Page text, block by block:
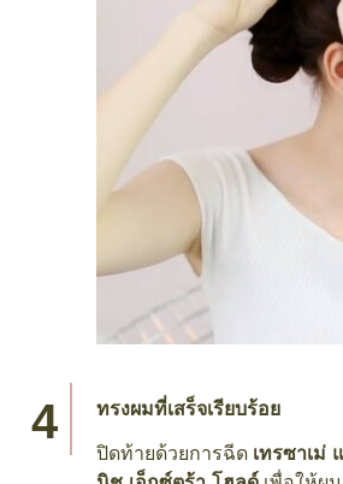
ทรงผมที่เสร็จเรียบร้อย
ปิดท้ายด้วยการฉีด เทรซาเม่